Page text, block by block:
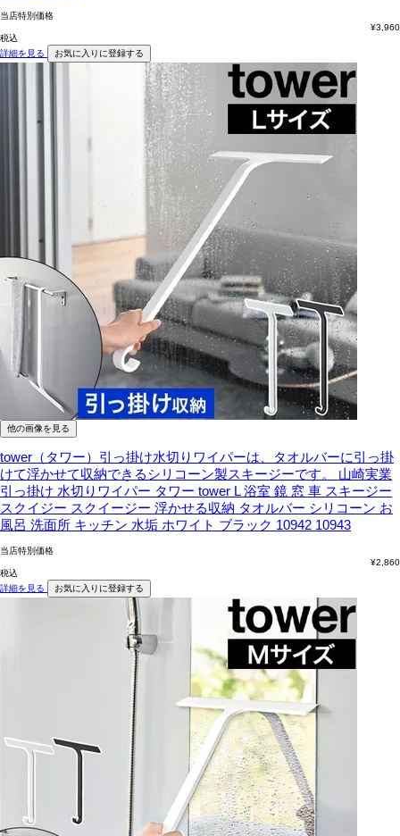
当店特別価格
¥3,960
税込
詳細を見る
お気に入りに登録する
他の画像を見る
tower（タワー）引っ掛け水切りワイパーは、タオルバーに引っ掛
けて浮かせて収納できるシリコーン製スキージーです。
山崎実業
引っ掛け 水切りワイパー タワー tower L 浴室 鏡 窓 車 スキージー
スクイジー スクイージー 浮かせる収納 タオルバー シリコーン お
風呂 洗面所 キッチン 水垢 ホワイト ブラック 10942 10943
当店特別価格
¥2,860
税込
詳細を見る
お気に入りに登録する